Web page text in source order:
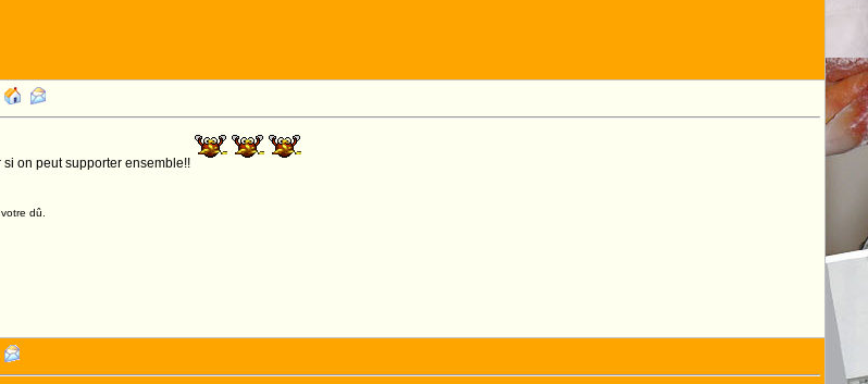
on peut supporter ensemble!!
dû.